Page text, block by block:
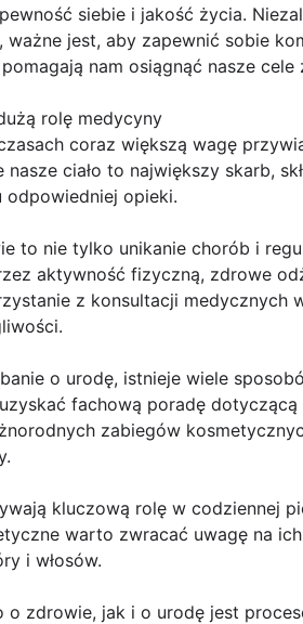
siebie i jakość życia.
ważne jest, aby zapewnić sobie
nam osiągnąć nasze
rolę medycyny
coraz większą wagę
nasze ciało to największy skarb,
odpowiedniej opieki.
to nie tylko unikanie chorób i
aktywność fizyczną, zdrowe
z konsultacji medycznych
o urodę, istnieje wiele
fachową poradę
zabiegów
kluczową rolę w codziennej
warto zwracać uwagę na
i włosów.
o zdrowie, jak i o urodę jest